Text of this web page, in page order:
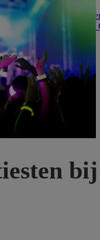
Museum of
Art, Kanazawa -